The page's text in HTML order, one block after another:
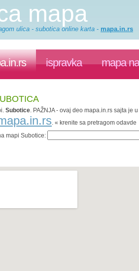
mapa
ulica - subotica online karta - mapa.in.rs
ispravka mapa
Subotice. PAŽNJA - ovaj deo mapa.in.rs sajta je
. « krenite sa pretragom odavde
mapi Subotice: